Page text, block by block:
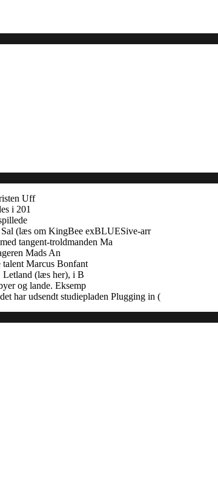
Uff
i 201
(læs om KingBee exBLUESive-arr
tangent-troldmanden Ma
Mads An
Marcus Bonfant
(læs her), i B
og lande. Eksemp
har udsendt studiepladen Plugging in (